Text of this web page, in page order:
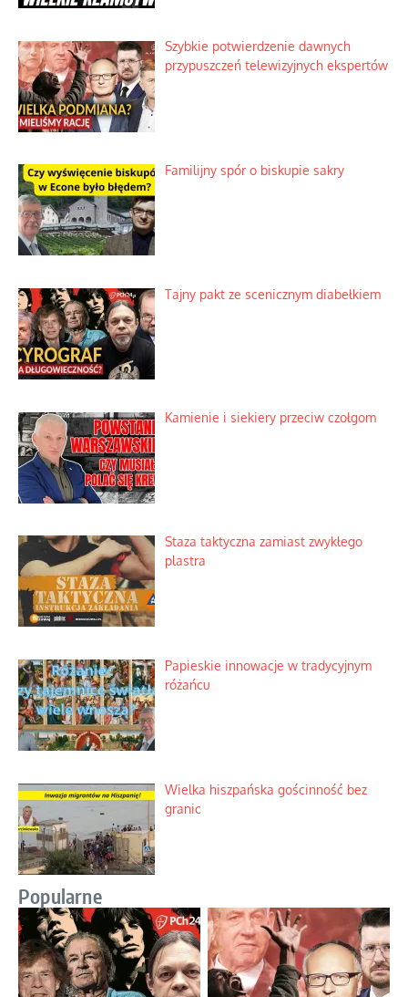
Szybkie potwierdzenie dawnych
przypuszczeń telewizyjnych ekspertów
Familijny spór o biskupie sakry
Tajny pakt ze scenicznym diabełkiem
Kamienie i siekiery przeciw czołgom
Staza taktyczna zamiast zwykłego
plastra
Papieskie innowacje w tradycyjnym
różańcu
Wielka hiszpańska gościnność bez
granic
Popularne